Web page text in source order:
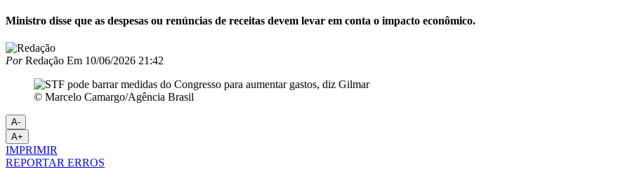
Ministro disse que as despesas ou renúncias de receitas devem levar em conta o impacto econômico.
PorRedação Em 10/06/2026 21:42
© Marcelo Camargo/Agência Brasil
A-
A+
IMPRIMIR
REPORTAR ERROS